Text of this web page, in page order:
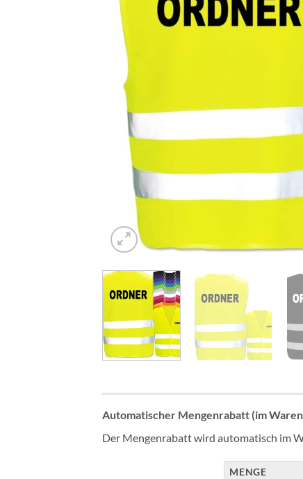
Automatischer Mengenrabatt (im
Der Mengenrabatt wird automatisch im
MENGE